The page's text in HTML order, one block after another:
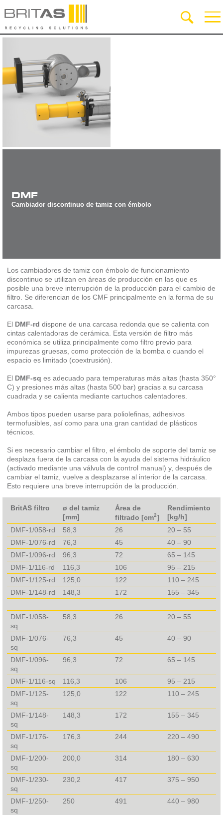
DMF
Cambiador discontinuo de tamiz con émbolo
Los cambiadores de tamiz con émbolo de funcionamiento
discontinuo se utilizan en áreas de producción en las que es
posible una breve interrupción de la producción para el cambio de
filtro. Se diferencian de los CMF principalmente en la forma de su
carcasa.
El DMF-rd dispone de una carcasa redonda que se calienta con
cintas calentadoras de cerámica. Esta versión de filtro más
económica se utiliza principalmente como filtro previo para
impurezas gruesas, como protección de la bomba o cuando el
espacio es limitado (coextrusión).
El DMF-sq es adecuado para temperaturas más altas (hasta 350°
C) y presiones más altas (hasta 500 bar) gracias a su carcasa
cuadrada y se calienta mediante cartuchos calentadores.
Ambos tipos pueden usarse para poliolefinas, adhesivos
termofusibles, así como para una gran cantidad de plásticos
técnicos.
Si es necesario cambiar el filtro, el émbolo de soporte del tamiz se
desplaza fuera de la carcasa con la ayuda del sistema hidráulico
(activado mediante una válvula de control manual) y, después de
cambiar el tamiz, vuelve a desplazarse al interior de la carcasa.
Esto requiere una breve interrupción de la producción.
BritAS filtro
ø del tamiz
[mm]
Área de
filtrado [cm2]
Rendimiento
[kg/h]
DMF-1/058-rd
58,3 26
20 – 55
DMF-1/076-rd
76,3 45
40 – 90
DMF-1/096-rd
96,3 72
65 – 145
DMF-1/116-rd
116,3 106
95 – 215
DMF-1/125-rd
125,0 122
110 – 245
DMF-1/148-rd
148,3 172 155 – 345
DMF-1/058-
sq
58,3 26 20 – 55
DMF-1/076-
sq
76,3 45 40 – 90
DMF-1/096-
sq
96,3 72 65 – 145
DMF-1/116-sq 116,3 106
95 – 215
DMF-1/125-
sq
125,0 122 110 – 245
DMF-1/148-
sq
148,3 172 155 – 345
DMF-1/176-
sq
176,3 244 220 – 490
DMF-1/200-
sq
200,0 314 180 – 630
DMF-1/230-
sq
230,2 417 375 – 950
DMF-1/250-
sq
250 491 440 – 980